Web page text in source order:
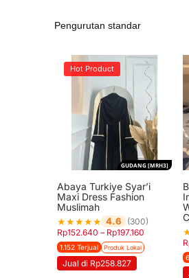
Hot Product
GUDANG [MRH3]
Abaya Turkiye Syar’i
Maxi Dress Fashion
Muslimah
★★★★★ 4.6
(300)
Rp152.640 – Rp197.160
1.152 Terjual Produk Lokal
Jual di Rp258.827